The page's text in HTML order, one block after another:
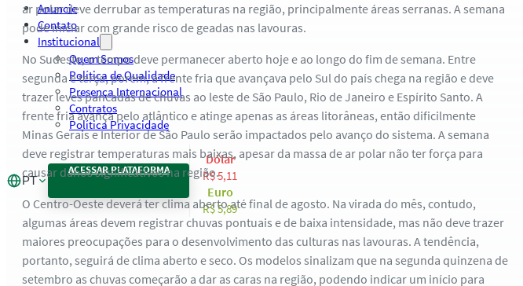
Anuncie
Contato
Institucional
Quem Somos
Política de Qualidade
Presença Internacional
Contratos
Política Privacidade
PT
ACESSAR PLATAFORMA
Dólar
R$ 5,11
Euro
R$ 5,89
ar polar deve derrubar as temperaturas na região, principalmente áreas serranas. A semana
pode iniciar com grande risco de geadas nas lavouras.
No Sudeste, o tempo deve permanecer aberto hoje e ao longo do fim de semana. Entre
segunda e terça, porém, a frente fria que avançava pelo Sul do país chega na região e deve
trazer leves pancadas de chuvas ao leste de São Paulo, Rio de Janeiro e Espírito Santo. A
frente fria avança pelo atlântico e atinge apenas as áreas litorâneas, então dificilmente
Minas Gerais e Interior de São Paulo serão impactados pelo avanço do sistema. A semana
deve registrar temperaturas mais baixas, apesar da massa de ar polar não ter força para
causar danos significativos na região.
O Centro-Oeste deverá ter clima aberto até final de agosto. Na virada do mês, contudo,
algumas áreas devem registrar chuvas pontuais e de baixa intensidade, mas não deve trazer
maiores preocupações para o desenvolvimento das culturas nas lavouras. A tendência,
portanto, seguirá de clima aberto e seco. Os modelos sinalizam que na segunda quinzena de
setembro as chuvas começarão a dar as caras na região, podendo indicar um início para